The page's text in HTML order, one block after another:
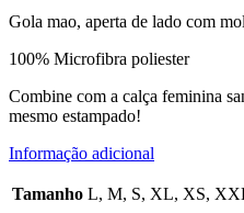
Gola mao, aperta de lado com
100% Microfibra poliester
Combine com a calça feminina
mesmo estampado!
Informação adicional
Tamanho L, M, S, XL, XS,